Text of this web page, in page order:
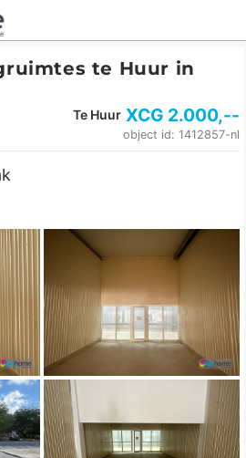
te Huur in
Te Huur XCG 2.000,--
object id: 1412857-nl